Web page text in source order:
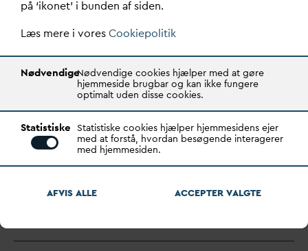
Skabelon for eftergivelse af statslig
vandafgift
Skabelon for eftergivelse af statsligvandafgift
på ‘ikonet’ i bunden af siden.
Læs mere i voresCookiepolitik
NødvendigeNødvendige cookies hjælper med at gøre
hjemmeside brugbar og kan ikke fungere
optimalt uden disse cookies.
Statistiske Statistiske cookies hjælper hjemmesidens ejer
med at forstå, hvordan besøgende interagerer
med hjemmesiden.
AFVIS ALLE ACCEPTERVALGTE